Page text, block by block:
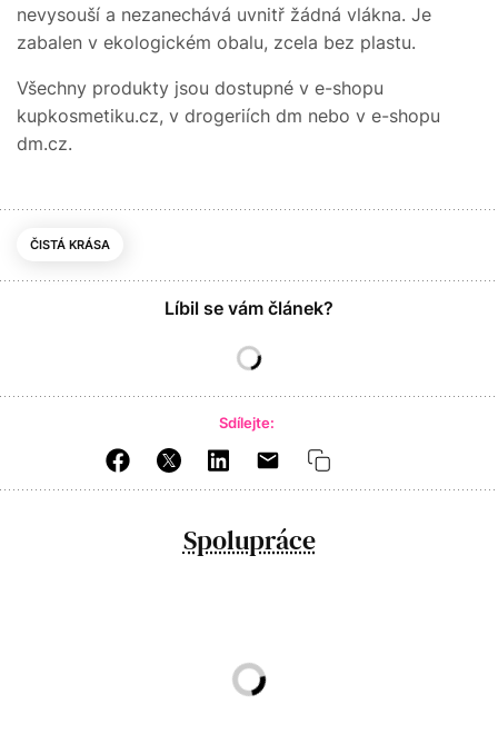
nevysouší a nezanechává uvnitř žádná vlákna. Je
zabalen v ekologickém obalu, zcela bez plastu.
Všechny produkty jsou dostupné v e-shopu
kupkosmetiku.cz, v drogeriích dm nebo v e-shopu
dm.cz.
ČISTÁ KRÁSA
Líbil se vám článek?
Sdílejte:
Spolupráce